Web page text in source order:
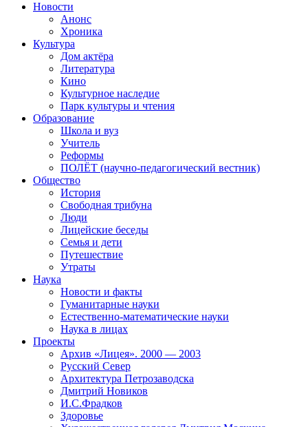
Новости
Анонс
Хроника
Культура
Дом актёра
Литература
Кино
Культурное наследие
Парк культуры и чтения
Образование
Школа и вуз
Учитель
Реформы
ПОЛЁТ (научно-педагогический вестник)
Общество
История
Свободная трибуна
Люди
Лицейские беседы
Семья и дети
Путешествие
Утраты
Наука
Новости и факты
Гуманитарные науки
Естественно-математические науки
Наука в лицах
Проекты
Архив «Лицея». 2000 — 2003
Русский Север
Архитектура Петрозаводска
Дмитрий Новиков
И.С.Фрадков
Здоровье